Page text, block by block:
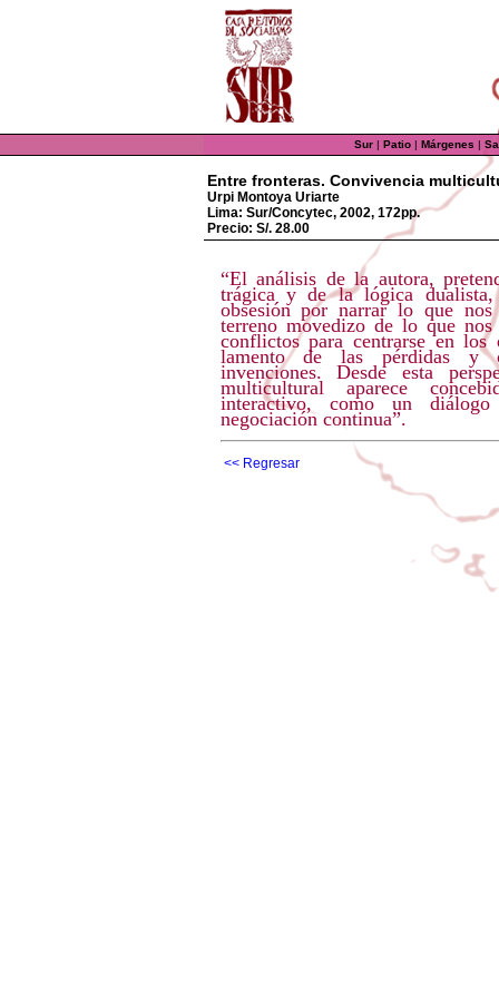
Sur| Patio| Márgenes |
Entre fronteras. Convivencia
Urpi Montoya Uriarte
Lima: Sur/Concytec, 2002, 172pp.
Precio: S/. 28.00
“El análisis de la autora,
trágica y de la lógica
obsesión por narrar lo que
terreno movedizo de lo que
conflictos para centrarse en los
lamento de las pérdidas y
invenciones. Desde esta
multicultural aparece
interactivo, como un
negociación continua”.
<< Regresar